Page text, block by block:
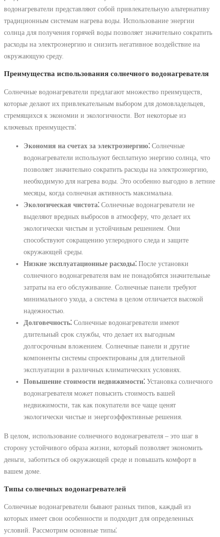
водонагреватели представляют собой привлекательную альтернативу
традиционным системам нагрева воды. Использование энергии
солнца для получения горячей воды позволяет значительно сократить
расходы на электроэнергию и снизить негативное воздействие на
окружающую среду.
Преимущества использования солнечного водонагревателя
Солнечные водонагреватели предлагают множество преимуществ,
которые делают их привлекательным выбором для домовладельцев,
стремящихся к экономии и экологичности. Вот некоторые из
ключевых преимуществ⁚
Экономия на счетах за электроэнергию⁚ Солнечные
водонагреватели используют бесплатную энергию солнца, что
позволяет значительно сократить расходы на электроэнергию,
необходимую для нагрева воды. Это особенно выгодно в летние
месяцы, когда солнечная активность максимальна.
Экологическая чистота⁚ Солнечные водонагреватели не
выделяют вредных выбросов в атмосферу, что делает их
экологически чистым и устойчивым решением. Они
способствуют сокращению углеродного следа и защите
окружающей среды.
Низкие эксплуатационные расходы⁚ После установки
солнечного водонагревателя вам не понадобятся значительные
затраты на его обслуживание. Солнечные панели требуют
минимального ухода, а система в целом отличается высокой
надежностью.
Долговечность⁚ Солнечные водонагреватели имеют
длительный срок службы, что делает их выгодным
долгосрочным вложением. Солнечные панели и другие
компоненты системы спроектированы для длительной
эксплуатации в различных климатических условиях.
Повышение стоимости недвижимости⁚ Установка солнечного
водонагревателя может повысить стоимость вашей
недвижимости, так как покупатели все чаще ценят
экологически чистые и энергоэффективные решения.
В целом, использование солнечного водонагревателя – это шаг в
сторону устойчивого образа жизни, который позволяет экономить
деньги, заботиться об окружающей среде и повышать комфорт в
вашем доме.
Типы солнечных водонагревателей
Солнечные водонагреватели бывают разных типов, каждый из
которых имеет свои особенности и подходит для определенных
условий. Рассмотрим основные типы⁚